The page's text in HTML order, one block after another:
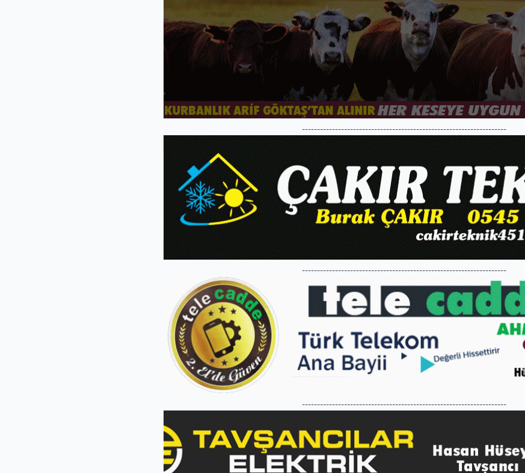
--------------------------------------------------------------------
--------------------------------------------------------------------
--------------------------------------------------------------------